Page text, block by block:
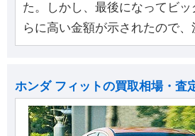
た。しかし、最後になってビッ
らに高い金額が示されたので、
ホンダ フィットの買取相場・査